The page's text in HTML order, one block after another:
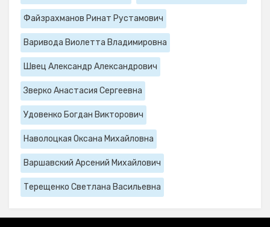
Файзрахманов Ринат Рустамович
Варивода Виолетта Владимировна
Швец Александр Александрович
Зверко Анастасия Сергеевна
Удовенко Богдан Викторович
Наволоцкая Оксана Михайловна
Варшавский Арсений Михайлович
Терещенко Светлана Васильевна